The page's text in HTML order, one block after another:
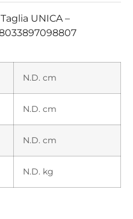
UNICA –
8033897098807
N.D. cm
N.D. cm
N.D. cm
N.D. kg